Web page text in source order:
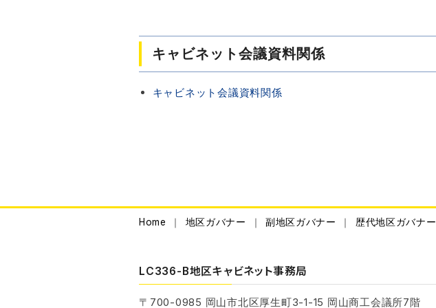
キャビネット会議資料関係
キャビネット会議資料関係
Home 地区ガバナー 副地区ガバナー 歴代地区ガバナー
LC336-B地区キャビネット事務局
〒700-0985 岡山市北区厚生町3-1-15 岡山商工会議所7階